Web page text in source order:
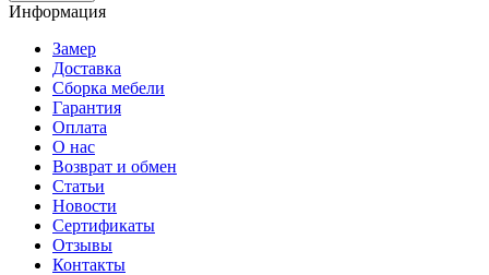
Информация
Замер
Доставка
Сборка мебели
Гарантия
Оплата
О нас
Возврат и обмен
Статьи
Новости
Сертификаты
Отзывы
Контакты